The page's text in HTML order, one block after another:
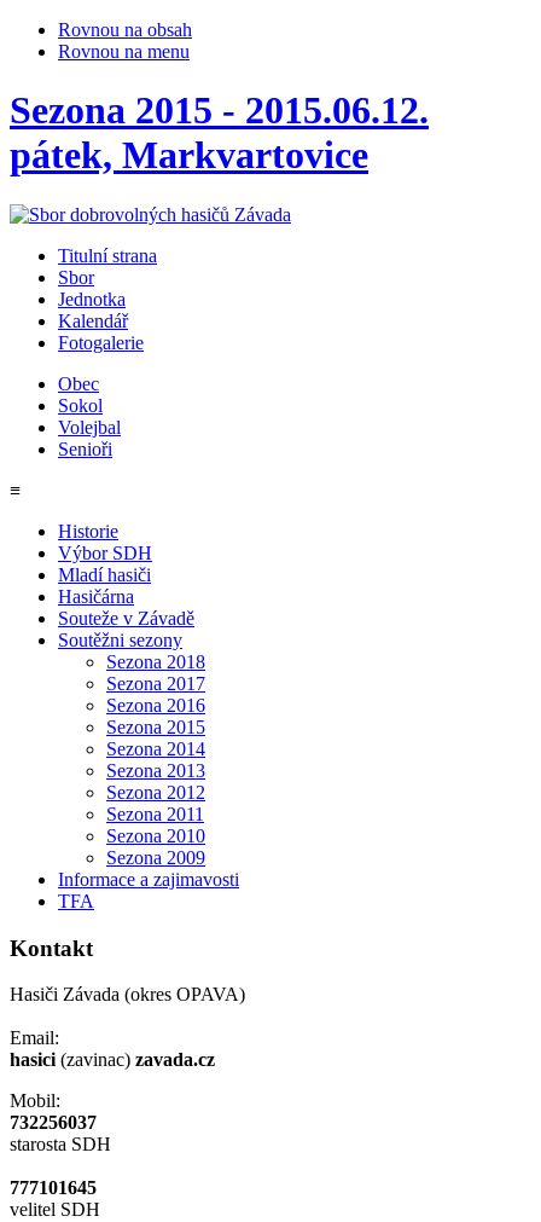
Rovnou na obsah
Rovnou na menu
Sezona 2015 - 2015.06.12.
pátek, Markvartovice
Titulní strana
Sbor
Jednotka
Kalendář
Fotogalerie
Obec
Sokol
Volejbal
Senioři
≡
Historie
Výbor SDH
Mladí hasiči
Hasičárna
Souteže v Závadě
Soutěžni sezony
Sezona 2018
Sezona 2017
Sezona 2016
Sezona 2015
Sezona 2014
Sezona 2013
Sezona 2012
Sezona 2011
Sezona 2010
Sezona 2009
Informace a zajimavosti
TFA
Kontakt
Hasiči Závada (okres OPAVA)
Email:
hasici (zavinac) zavada.cz
Mobil:
732256037
starosta SDH
777101645
velitel SDH